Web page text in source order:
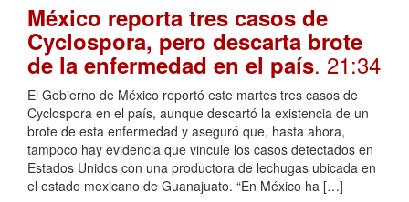
México reporta tres casos de
Cyclospora, pero descarta brote
de la enfermedad en el país. 21:34
El Gobierno de México reportó este martes tres casos de
Cyclospora en el país, aunque descartó la existencia de un
brote de esta enfermedad y aseguró que, hasta ahora,
tampoco hay evidencia que vincule los casos detectados en
Estados Unidos con una productora de lechugas ubicada en
el estado mexicano de Guanajuato. “En México ha […]